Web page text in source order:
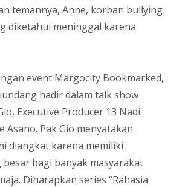
temannya, Anne, korban bullying
diketahui meninggal karena
event Margocity Bookmarked,
hadir dalam talk show
Executive Producer 13 Nadi
Asano. Pak Gio menyatakan
diangkat karena memiliki
besar bagi banyak masyarakat
Diharapkan series “Rahasia